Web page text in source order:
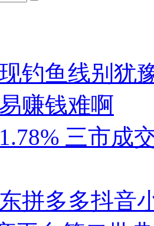
钓鱼线别犹
赚钱难啊
三市成
拼多多抖音